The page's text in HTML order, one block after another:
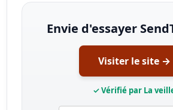
Envie d'essayer
Visiter le site →
✓ Vérifié par La